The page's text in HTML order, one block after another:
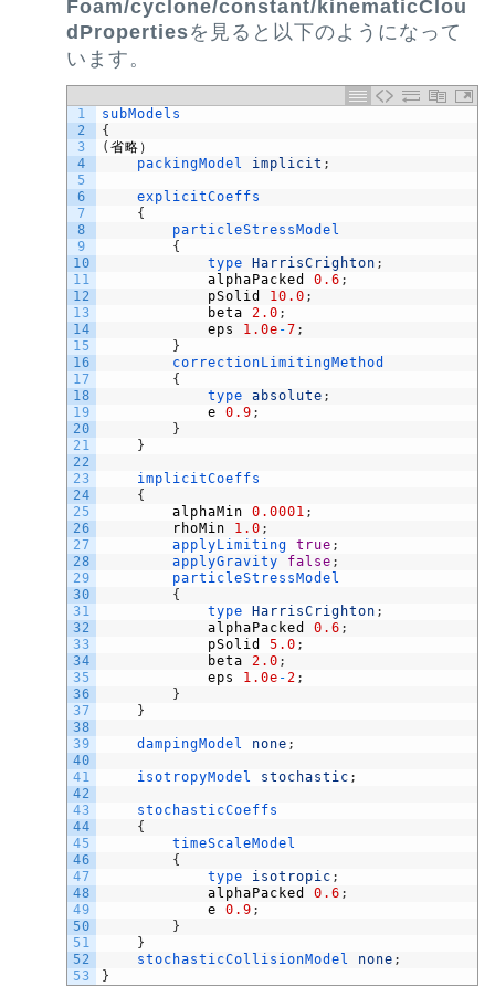
Foam/cyclone/constant/kinematicClou
dPropertiesを見ると以下のようになって
います。
1
2
3
4
5
6
7
8
9
10
11
12
13
14
15
16
17
18
19
20
21
22
23
24
25
26
27
28
29
30
31
32
33
34
35
36
37
38
39
40
41
42
43
44
45
46
47
48
49
50
51
52
53
subModels
{
( 省略）
packingModel implicit ;
explicitCoeffs
{
particleStressModel
{
type
HarrisCrighton ;
alphaPacked
0.6 ;
pSolid
10.0 ;
beta
2.0 ;
eps
1.0e -7 ;
}
correctionLimitingMethod
{
type absolute ;
e
0.9 ;
}
}
implicitCoeffs
{
alphaMin
0.0001 ;
rhoMin
1.0 ;
applyLimiting true ;
applyGravity false ;
particleStressModel
{
type
HarrisCrighton ;
alphaPacked
0.6 ;
pSolid
5.0 ;
beta
2.0 ;
eps
1.0e -2 ;
}
}
dampingModel none ;
isotropyModel stochastic ;
stochasticCoeffs
{
timeScaleModel
{
type isotropic ;
alphaPacked
0.6 ;
e
0.9 ;
}
}
stochasticCollisionModel none ;
}